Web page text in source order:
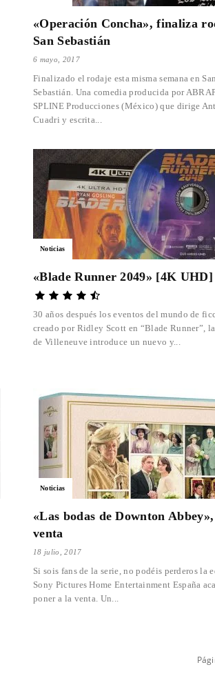
«Operación Concha», finaliza
San Sebastián
6 mayo, 2017
Finalizado el rodaje esta misma semana en San
Sebastián. Una comedia producida por
SPLINE Producciones (México) que dirige
Cuadri y escrita...
Noticias
«Blade Runner 2049» [4K UHD]
30 años después los eventos del mundo de
creado por Ridley Scott en “Blade Runner”,
de Villeneuve introduce un nuevo y...
Noticias
«Las bodas de Downton
venta
18 julio, 2017
Si sois fans de la serie, no podéis perderos la
Sony Pictures Home Entertainment España
poner a la venta. Un...